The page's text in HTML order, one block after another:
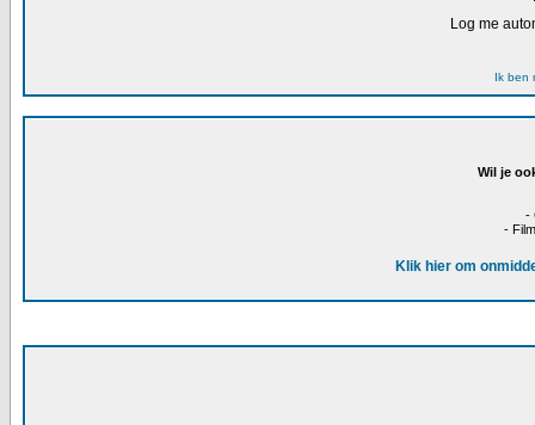
Log me
Ik ben
Wil je
-
-
Klik hier om